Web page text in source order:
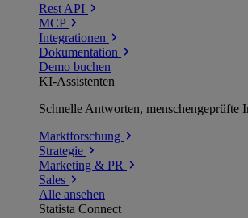
Rest API
MCP
Integrationen
Dokumentation
Demo buchen
KI-Assistenten
Schnelle Antworten, menschengeprüfte
Marktforschung
Strategie
Marketing & PR
Sales
Alle ansehen
Statista Connect